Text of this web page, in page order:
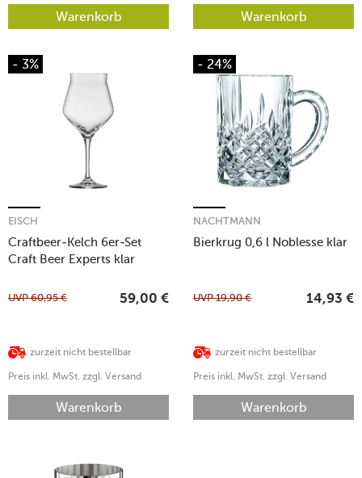
Warenkorb Warenkorb
- 3%
Craftbeer-Kelch 6er-Set
Craft Beer Experts klar
EISCH
zurzeit nicht bestellbar
UVP60,95 € 59,00 €
Preis inkl. MwSt. zzgl. Versand
Warenkorb
- 24%
Bierkrug 0,6 l Noblesse klar
NACHTMANN
zurzeit nicht bestellbar
UVP19,90 € 14,93 €
Preis inkl. MwSt. zzgl. Versand
Warenkorb